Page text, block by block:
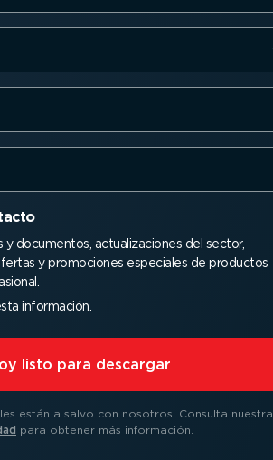
y documentos, actua­li­za­ciones del sector,
y promociones especiales de productos
información.
listo para descargar
están a salvo con nosotros. Consulta nuestra
para obtener más información.